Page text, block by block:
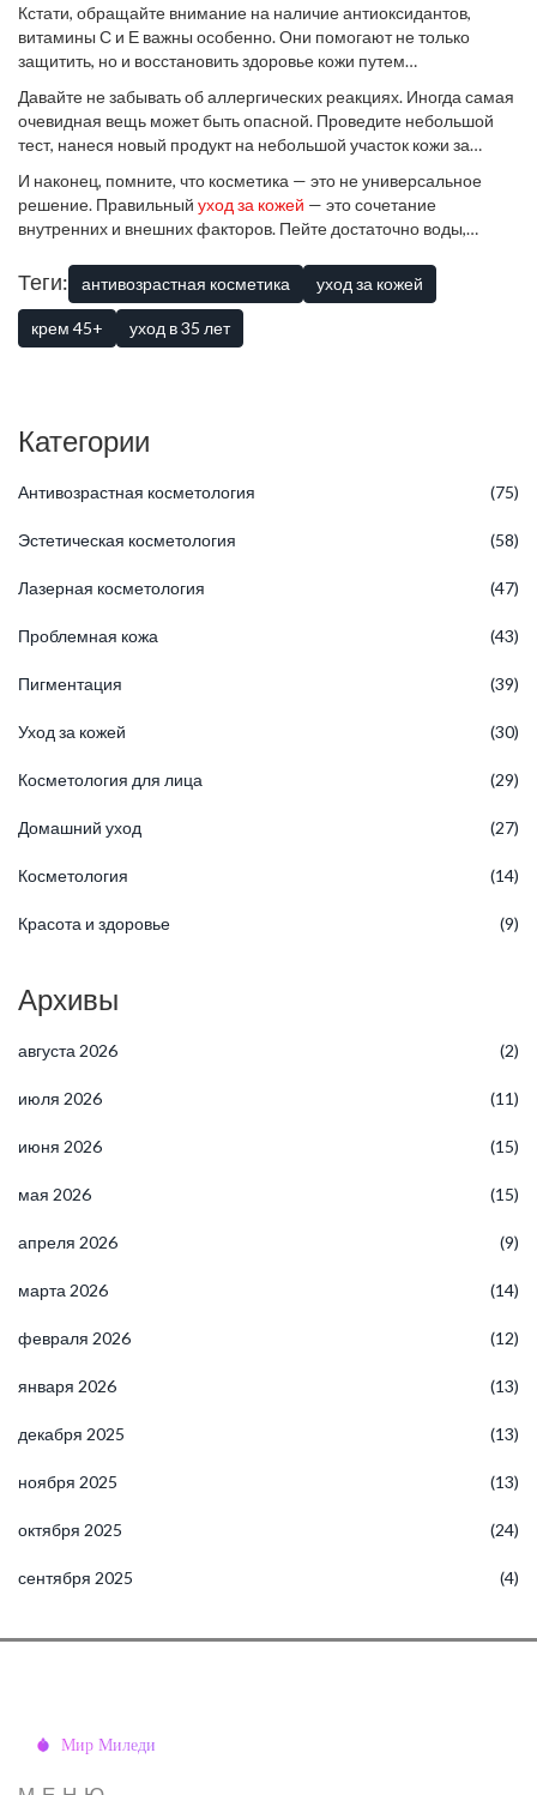
Кстати, обращайте внимание на наличие антиоксидантов,
витамины С и Е важны особенно. Они помогают не только
защитить, но и восстановить здоровье кожи путем
антивозрастная косметика может включать также гиалуроновые
кислоты. Она эффективно уменьшает глубокие морщины и
препятствует появлению других признаков старения. Эти
компоненты идеально увлажняют и подтягивают кожу.
Давайте не забывать об аллергических реакциях. Иногда самая
очевидная вещь может быть опасной. Проведите небольшой
тест, нанеся новый продукт на небольшой участок кожи за
последовала, можно смело наносить на лицо. Но если
появились покраснения или зуд, смело отказывайтесь.
Берегите здоровье кожи и не рискуйте зря.
И наконец, помните, что косметика — это не универсальное
решение. Правильный уход за кожей — это сочетание
внутренних и внешних факторов. Пейте достаточно воды,
излучения. Только тогда антивозрастная косметика выполнит
обещания и максимально раскроет свой потенциал.
Теги: антивозрастная косметика уход за кожей
крем 45+ уход в 35 лет
Категории
Антивозрастная косметология (75)
Эстетическая косметология (58)
Лазерная косметология (47)
Проблемная кожа (43)
Пигментация (39)
Уход за кожей (30)
Косметология для лица (29)
Домашний уход (27)
Косметология (14)
Красота и здоровье (9)
Архивы
августа 2026 (2)
июля 2026 (11)
июня 2026 (15)
мая 2026 (15)
апреля 2026 (9)
марта 2026 (14)
февраля 2026 (12)
января 2026 (13)
декабря 2025 (13)
ноября 2025 (13)
октября 2025 (24)
сентября 2025 (4)